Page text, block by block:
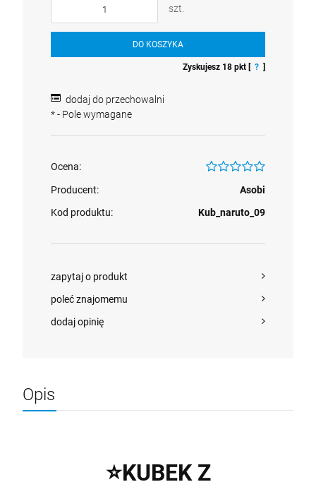
szt.
DO KOSZYKA
Zyskujesz 18 pkt [ ? ]
dodaj do przechowalni
*- Pole wymagane
Ocena:
Producent:
Asobi
Kod produktu:
Kub_naruto_09
zapytaj o produkt
poleć znajomemu
dodaj opinię
Opis
⭐KUBEK Z